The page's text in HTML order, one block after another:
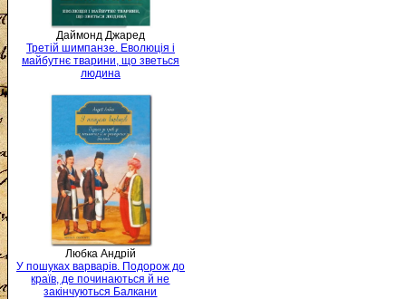
Даймонд Джаред
Третій шимпанзе. Еволюція і
майбутнє тварини, що зветься
людина
Любка Андрій
У пошуках варварів. Подорож до
країв, де починаються й не
закінчуються Балкани